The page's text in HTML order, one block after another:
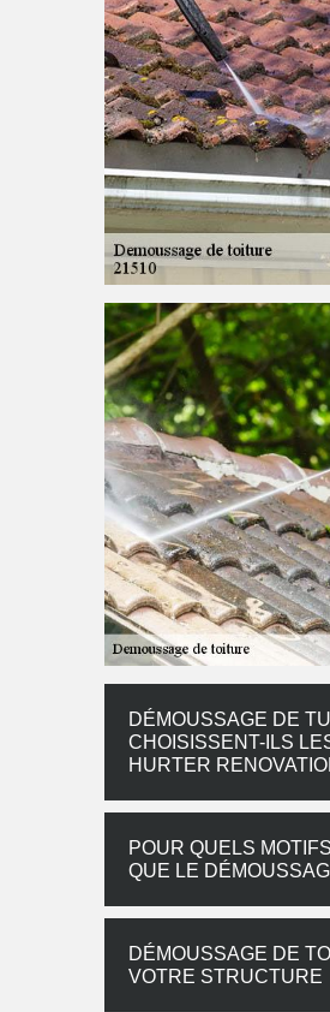
DÉMOUSSAGE DE
CHOISISSENT-ILS
HURTER
POUR QUELS
QUE LE
DÉMOUSSAGE DE
VOTRE STRUCTURE